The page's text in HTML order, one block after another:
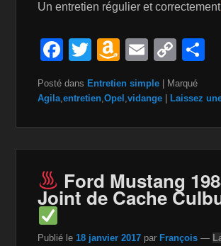
Un entretien régulier et correctement
F
c
o
k
T
tt
A
a
W
is
h
E
ail
C
p
k
Posté dans Entretien simple
Marqué
Agila,entretien,Opel ,vidange Laissez
Ford Mustang
Joint de Cache
Publié le 18 janvier 2017 par François —